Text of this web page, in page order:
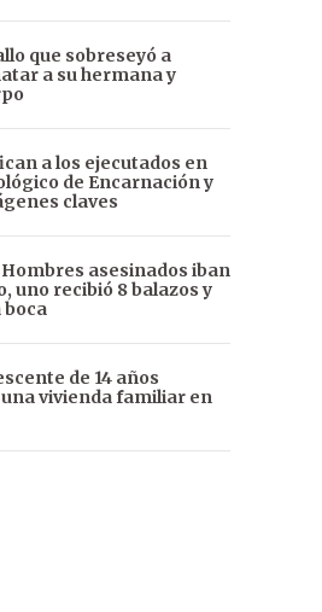
que sobreseyó a
a su hermana y
a los ejecutados en
de Encarnación y
claves
asesinados iban
uno recibió 8 balazos y
boca
de 14 años
vivienda familiar en